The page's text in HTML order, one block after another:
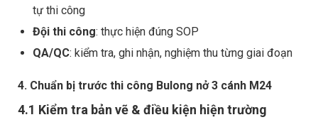
tự thi công
Đội thi công: thực hiện đúng SOP
QA/QC: kiểm tra, ghi nhận, nghiệm thu từng giai đoạn
4. Chuẩn bị trước thi công Bulong nở 3 cánh M24
4.1 Kiểm tra bản vẽ & điều kiện hiện trường